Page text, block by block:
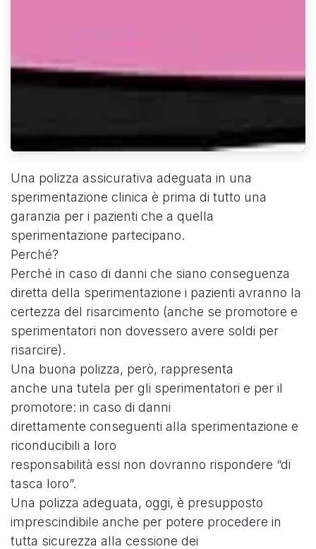
Una polizza assicurativa adeguata in una
sperimentazione clinica è prima di tutto una
garanzia per i pazienti che a quella
sperimentazione partecipano.
Perché?
Perché in caso di danni che siano conseguenza
diretta della sperimentazione i pazienti avranno la
certezza del risarcimento (anche se promotore e
sperimentatori non dovessero avere soldi per
risarcire).
Una buona polizza, però, rappresenta
anche una tutela per gli sperimentatori e per il
promotore: in caso di danni
direttamente conseguenti alla sperimentazione e
riconducibili a loro
responsabilità essi non dovranno rispondere “di
tasca loro”.
Una polizza adeguata, oggi, è presupposto
imprescindibile anche per potere procedere in
tutta sicurezza alla cessione dei